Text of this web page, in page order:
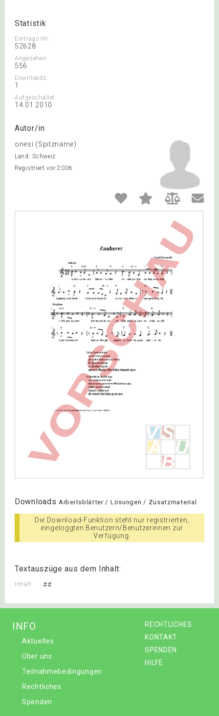
Statistik
Eintrags-Nr.
52628
Angesehen
556
Downloads
1
Aufgeschaltet
14.01.2010
Autor/in
onesi (Spitzname)
Land: Schweiz
Registriert vor 2006
Downloads Arbeitsblätter / Lösungen / Zusatzmaterial
Die Download-Funktion steht nur registrierten,
eingeloggten Benutzern/Benutzerinnen zur
Verfügung.
Textauszüge aus dem Inhalt:
Inhalt ##
RECHTLICHES
KONTAKT
SPENDEN
HILFE
INFO
Aktuelles
Über uns
Teilnahmebedingungen
Rechtliches
Spenden